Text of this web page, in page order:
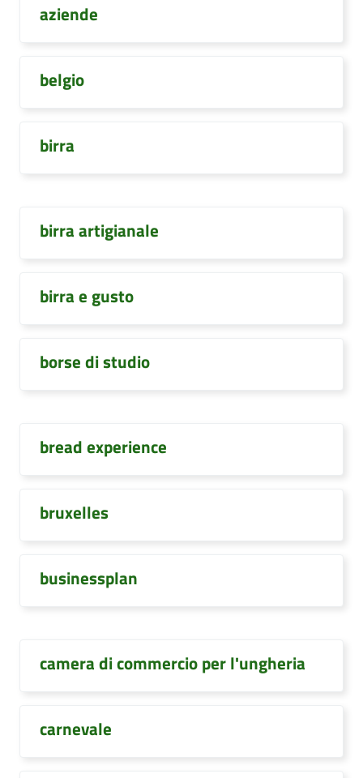
aziende
belgio
birra
birra artigianale
birra e gusto
borse di studio
bread experience
bruxelles
businessplan
camera di commercio per l'ungheria
carnevale